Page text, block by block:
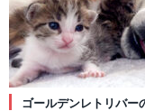
ゴールデンレトリバー